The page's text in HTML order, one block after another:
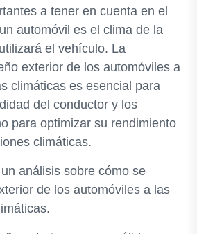
a tener en cuenta en el
automóvil es el clima de la
el vehículo. La
exterior de los automóviles a
climáticas es esencial para
del conductor y los
para optimizar su rendimiento
climáticas.
análisis sobre cómo se
de los automóviles a las